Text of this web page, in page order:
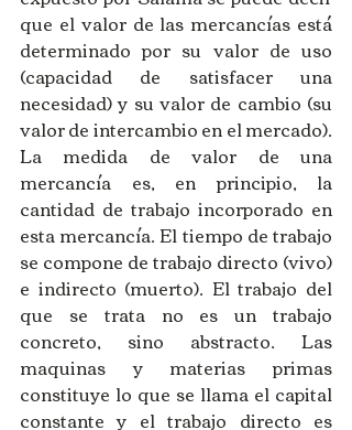
que el valor de las mercancías está
determinado por su valor de uso
(capacidad de satisfacer una
necesidad) y su valor de cambio (su
valor de intercambio en el mercado).
La medida de valor de una
mercancía es, en principio, la
cantidad de trabajo incorporado en
esta mercancía. El tiempo de trabajo
se compone de trabajo directo (vivo)
e indirecto (muerto). El trabajo del
que se trata no es un trabajo
concreto, sino abstracto. Las
maquinas y materias primas
constituye lo que se llama el capital
constante y el trabajo directo es